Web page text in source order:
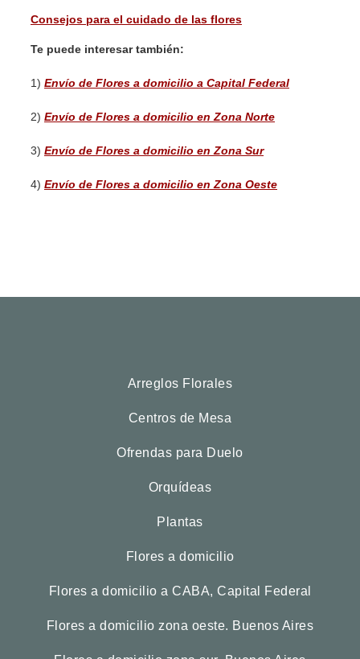
Consejos para el cuidado de las flores
Te puede interesar también:
1) Envío de Flores a domicilio a Capital Federal
2) Envío de Flores a domicilio en Zona Norte
3) Envío de Flores a domicilio en Zona Sur
4) Envío de Flores a domicilio en Zona Oeste
Arreglos Florales
Centros de Mesa
Ofrendas para Duelo
Orquídeas
Plantas
Flores a domicilio
Flores a domicilio a CABA, Capital Federal
Flores a domicilio zona oeste. Buenos Aires